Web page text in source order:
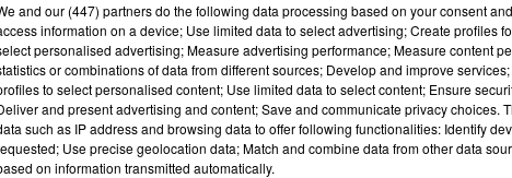
and our (447) partnersdo the following data processing based on your consent
information on a device; Use limited data to select advertising; Create profiles
personalised advertising; Measure advertising performance; Measure content
or combinations of data from different sources; Develop and improve
to select personalised content; Use limited data to select content; Ensure
and present advertising and content; Save and communicate privacy choices.
such as IP address and browsing data to offer following functionalities: Identify
Use precise geolocation data; Match and combine data from other data
on information transmitted automatically.